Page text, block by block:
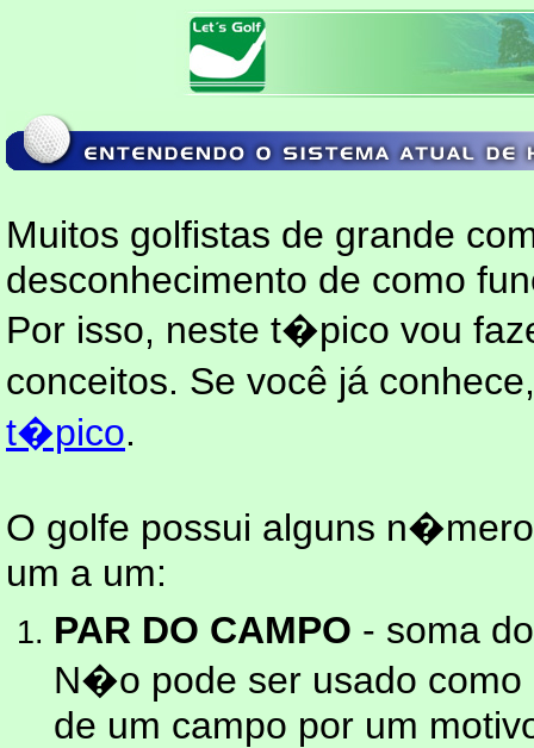
Muitos golfistas de grande
desconhecimento de como
Por isso, neste t�pico vou
conceitos. Se você já
t�pico.
O golfe possui alguns
um a um:
PAR DO CAMPO - soma
N�o pode ser usado
de um campo por um